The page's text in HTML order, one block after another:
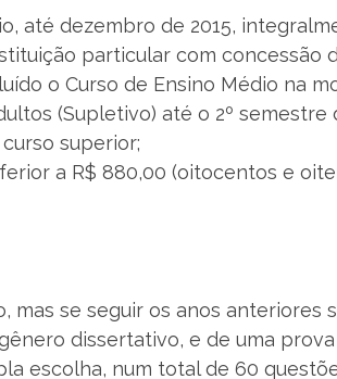
até dezembro de 2015,
particular com concessão
o Curso de Ensino Médio na
(Supletivo) até o 2º semestre
superior;
a R$ 880,00 (oitocentos e
mas se seguir os anos anteriores
dissertativo, e de uma
escolha, num total de 60